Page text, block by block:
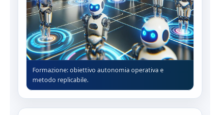
Formazione: obiettivo autonomia operativa e
metodo replicabile.